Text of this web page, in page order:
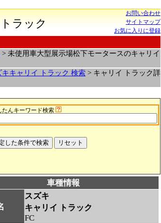
ラック
お問い合わせ
サイトマップ
お気に入りに登録
> 未使用車大型展示場松下モータースのキャリイ
キャリイ トラック 検索 > キャリイ トラック詳
たんキーワード検索
車種情報
スズキ
キャリイ トラック
FC